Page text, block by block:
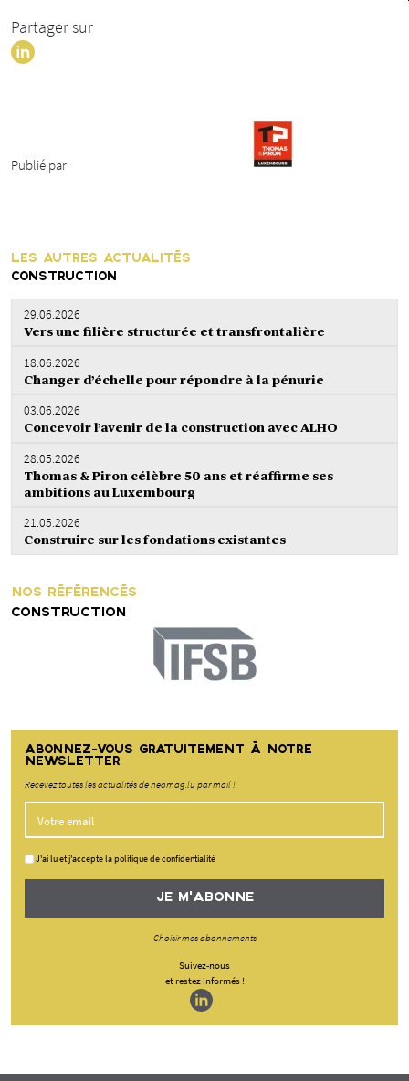
Partager sur
Publié par
LES AUTRES ACTUALITÉS
CONSTRUCTION
29.06.2026
Vers une filière structurée et transfrontalière
18.06.2026
Changer d’échelle pour répondre à la pénurie
03.06.2026
Concevoir l’avenir de la construction avec ALHO
28.05.2026
Thomas & Piron célèbre 50 ans et réaffirme ses
ambitions au Luxembourg
21.05.2026
Construire sur les fondations existantes
NOS RÉFÉRENCÉS
CONSTRUCTION
ABONNEZ-VOUS GRATUITEMENT À NOTRE
NEWSLETTER
Recevez toutes les actualités de neomag.lu par mail !
J'ai lu et j'accepte la politique de confidentialité
JE M'ABONNE
Choisir mes abonnements
Suivez-nous
et restez informés !